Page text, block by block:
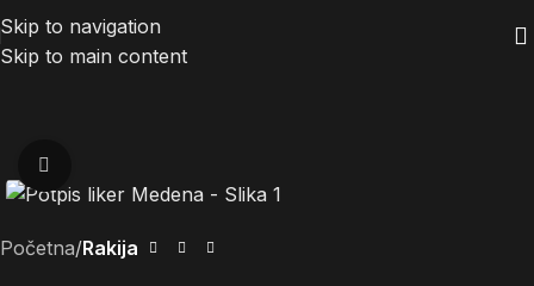
Skip to navigation
Skip to main content
Početna Rakija